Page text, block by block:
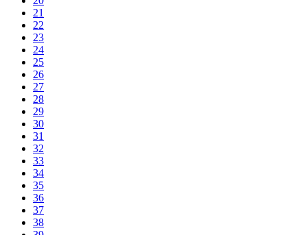
21
22
23
24
25
26
27
28
29
30
31
32
33
34
35
36
37
38